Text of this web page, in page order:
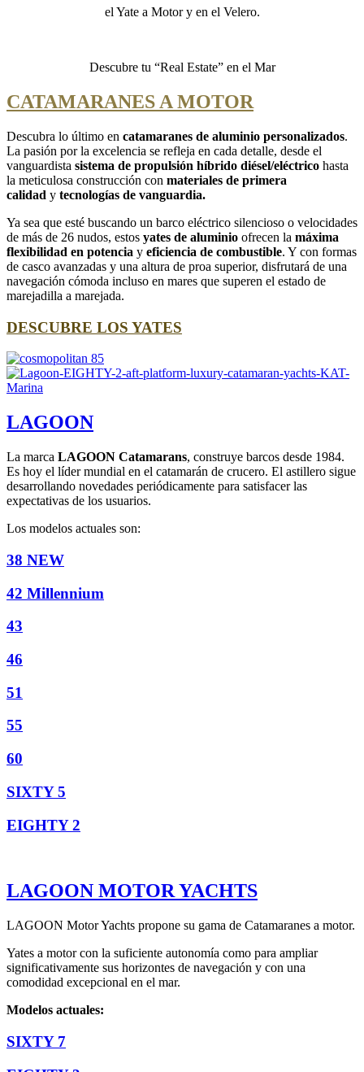
el Yate a Motor y en el Velero.
Descubre tu “Real Estate” en el Mar
CATAMARANES A MOTOR
Descubra lo último en catamaranes de aluminio personalizados.
La pasión por la excelencia se refleja en cada detalle, desde el
vanguardista sistema de propulsión híbrido diésel/eléctrico hasta
la meticulosa construcción con materiales de primera
calidad y tecnologías de vanguardia.
Ya sea que esté buscando un barco eléctrico silencioso o velocidades
de más de 26 nudos, estos yates de aluminio ofrecen la máxima
flexibilidad en potencia y eficiencia de combustible. Y con formas
de casco avanzadas y una altura de proa superior, disfrutará de una
navegación cómoda incluso en mares que superen el estado de
marejadilla a marejada.
DESCUBRE LOS YATES
LAGOON
La marca LAGOON Catamarans, construye barcos desde 1984.
Es hoy el líder mundial en el catamarán de crucero. El astillero sigue
desarrollando novedades periódicamente para satisfacer las
expectativas de los usuarios.
Los modelos actuales son:
38 NEW
42 Millennium
43
46
51
55
60
SIXTY 5
EIGHTY 2
LAGOON MOTOR YACHTS
LAGOON Motor Yachts propone su gama de Catamaranes a motor.
Yates a motor con la suficiente autonomía como para ampliar
significativamente sus horizontes de navegación y con una
comodidad excepcional en el mar.
Modelos actuales:
SIXTY 7